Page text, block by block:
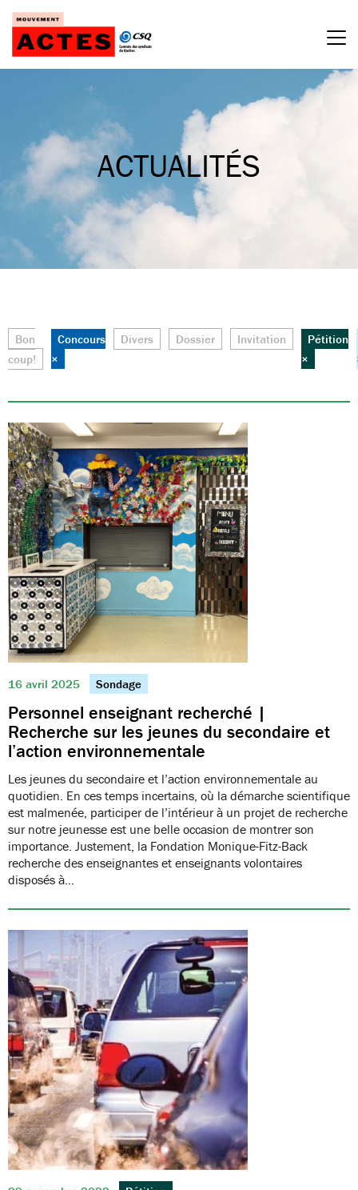
Passer
contenu
ACTUALITÉS
16 avril 2025 Sondage
Personnel enseignant recherché |
Recherche sur les jeunes du secondaire et
l’action environnementale
Les jeunes du secondaire et l’action environnementale au
quotidien. En ces temps incertains, où la démarche scientifique
est malmenée, participer de l’intérieur à un projet de recherche
sur notre jeunesse est une belle occasion de montrer son
importance. Justement, la Fondation Monique-Fitz-Back
recherche des enseignantes et enseignants volontaires
disposés à…
Bon
coup!
Concours
×
Divers Dossier Invitation
Pétition
×